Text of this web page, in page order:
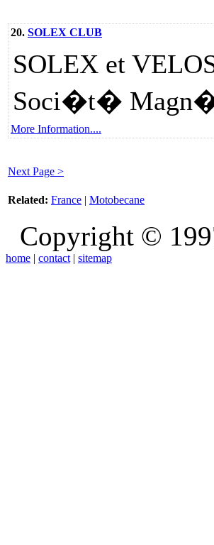
20. SOLEX CLUB
SOLEX et
Soci�t�
More Information....
Next Page >
Related: France | Motobecane
Copyright ©
home | contact | sitemap